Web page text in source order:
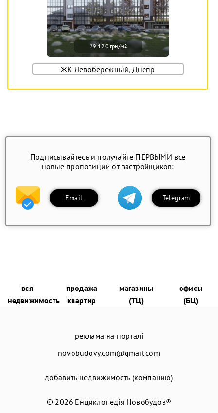
29 120 грн/м2
ЖК Левобережный, Днепр
Подписывайтесь и получайте ПЕРВЫМИ все
новые пропозиции от застройщиков:
Email Telegram
вся
недвижимость
продажа
квартир
магазины
(ТЦ)
офисы
(БЦ)
реклама на порталі
novobudovy.com@gmail.com
добавить недвижимость (компанию)
© 2026 Енциклопедія Новобудов®